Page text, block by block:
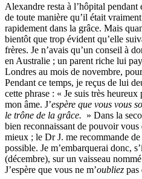
Alexandre resta à l’hôpital
de toute manière qu’il était
rapidement dans la grâce. Mais
bientôt que trop évident qu’elle
frères. Je n’avais qu’un conseil à
en Australie ; un parent riche lui
Londres au mois de novembre,
Pendant ce temps, je reçus de lui
cette phrase : « Je suis très
mon âme. J’espère que vous vous
le trône de la grâce. » Dans la
bien reconnaissant de pouvoir
mieux ; le Dr J. me recommande
possible. Je m’embarquerai donc,
(décembre), sur un vaisseau
J’espère que vous ne m’oubliez pas